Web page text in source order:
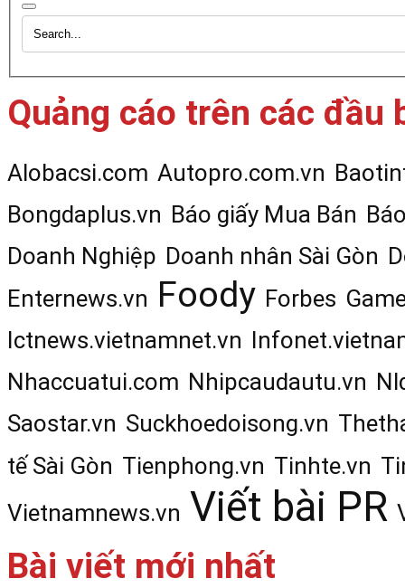
Quảng cáo trên các đầu
Alobacsi.com Autopro.com.vn
Bongdaplus.vn Báo giấy Mua Bán
Doanh Nghiệp Doanh nhân Sài Gòn
Enternews.vn Foody Forbes
Ictnews.vietnamnet.vn
Nhaccuatui.com Nhipcaudautu.vn
Saostar.vn Suckhoedoisong.vn
tế Sài Gòn Tienphong.vn Tinhte.vn
Vietnamnews.vn Viết bài PR
Bài viết mới nhất